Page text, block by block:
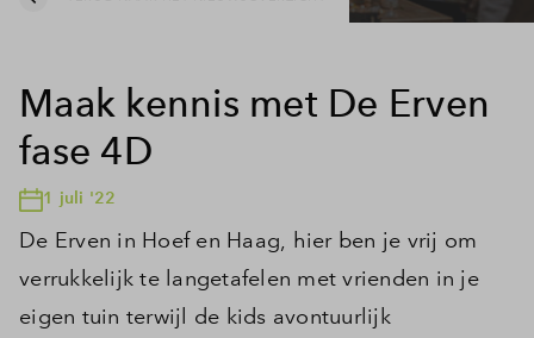
Maak kennis met De Erven
fase 4D
1 juli '22
De Erven in Hoef en Haag, hier ben je vrij om
verrukkelijk te langetafelen met vrienden in je
eigen tuin terwijl de kids avontuurlijk